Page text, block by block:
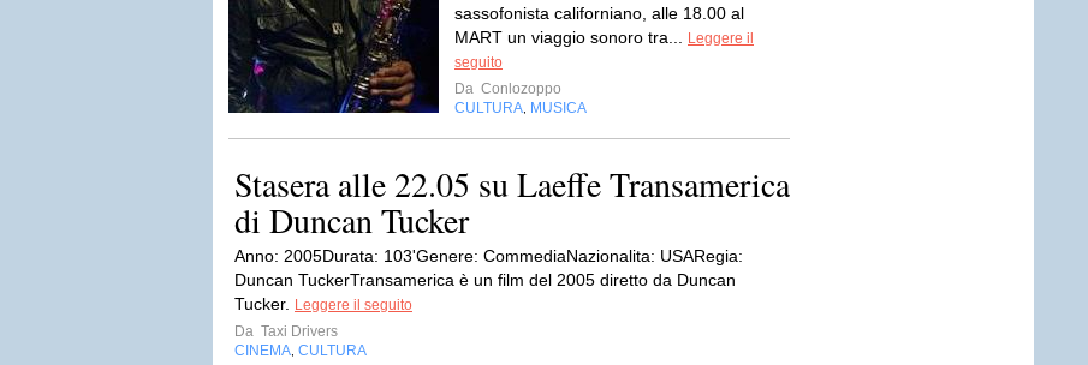
sassofonista californiano, alle 18.00 al
MART un viaggio sonoro tra...
Leggere il
seguito
Da Conlozoppo
CULTURA MUSICA
Stasera alle 22.05 su Laeffe Transamerica
di Duncan Tucker
Anno: 2005Durata: 103'Genere: CommediaNazionalita: USARegia:
Duncan TuckerTransamerica è un film del 2005 diretto da Duncan
Tucker.
Leggere il seguito
Da Taxi Drivers
CINEMA CULTURA